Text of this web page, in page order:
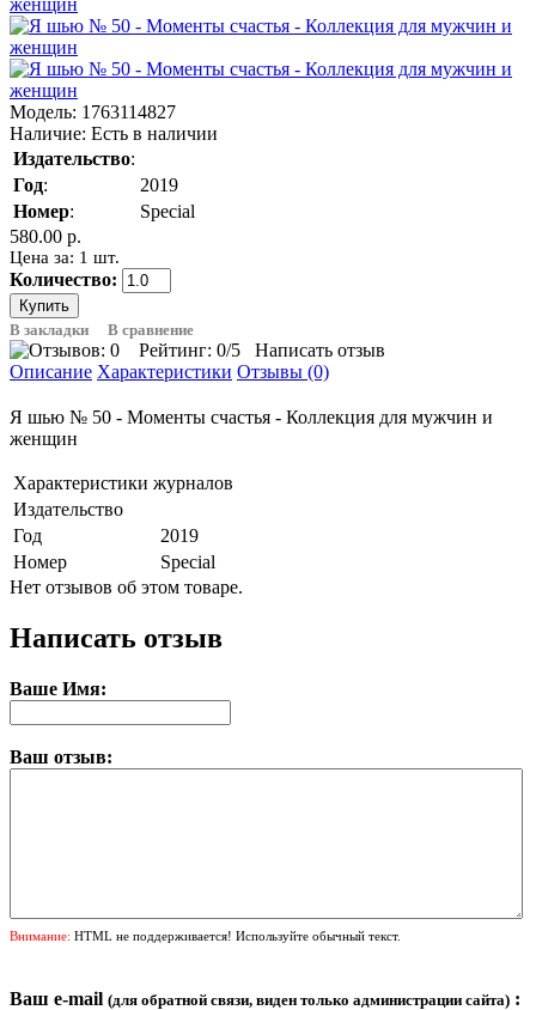
Модель: 1763114827
Наличие: Есть в наличии
Издательство:
Год:
2019
Номер:
Special
580.00 р.
Цена за: 1 шт.
Количество:
В закладки В сравнение
Рейтинг: 0/5
Написать отзыв
Описание Характеристики Отзывы (0)
Я шью № 50 - Моменты счастья - Коллекция для мужчин и
женщин
Характеристики журналов
Издательство
Год
2019
Номер
Special
Нет отзывов об этом товаре.
Написать отзыв
Ваше Имя:
Ваш отзыв:
Внимание: HTML не поддерживается! Используйте обычный текст.
Ваш e-mail (для обратной связи, виден только администрации сайта) :